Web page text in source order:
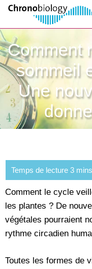
Comment
sommeil
Une
Comment le cycle
les plantes ? De
végétales pourraient
rythme circadien
Toutes les formes de